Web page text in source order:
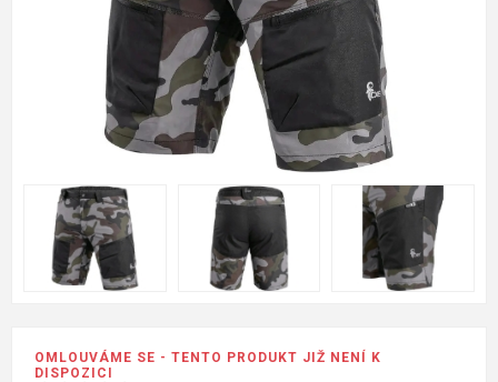
OMLOUVÁME SE - TENTO PRODUKT JIŽ NENÍ K
DISPOZICI